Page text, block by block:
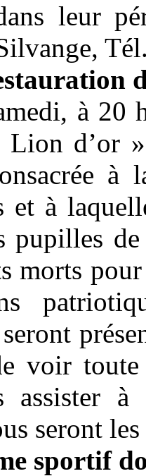
leur
à 20
Lion d’or
à
et à
pupilles
morts
voir
assister
seront
sportif